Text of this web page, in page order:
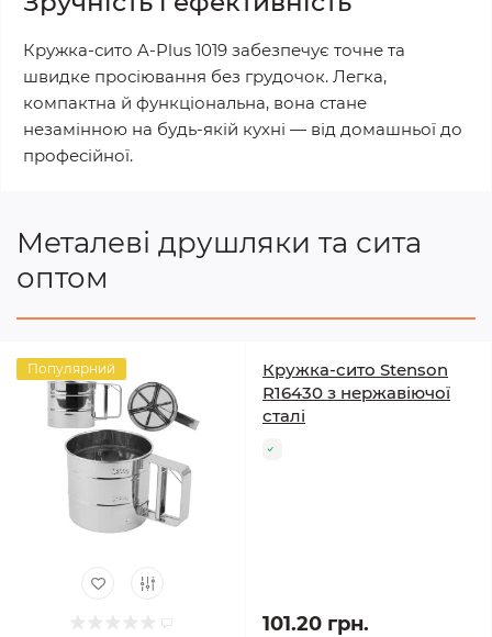
Кружка-сито A-Plus 1019 забезпечує точне та
швидке просіювання без грудочок. Легка,
компактна й функціональна, вона стане
незамінною на будь-якій кухні — від домашньої до
професійної.
Металеві друшляки та сита
оптом
Популярний
Кружка-сито Stenson
R16430 з нержавіючої
сталі
101.20 грн.